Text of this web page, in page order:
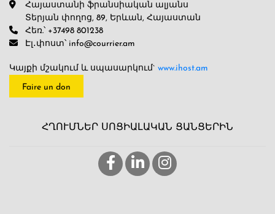
Հայաստանի ֆրանսիական ալյանս
Տերյան փողոց, 89, Երևան, Հայաստան
Հեռ.՝ +37498 801238
Էլ․փոստ՝ info@courrier.am
Կայքի մշակում և սպասարկում` www.ihost.am
Faire un don
ՀՂՈՒՄՆԵՐ ՍՈՑԻԱԼԱԿԱՆ ՑԱՆՑԵՐԻՆ